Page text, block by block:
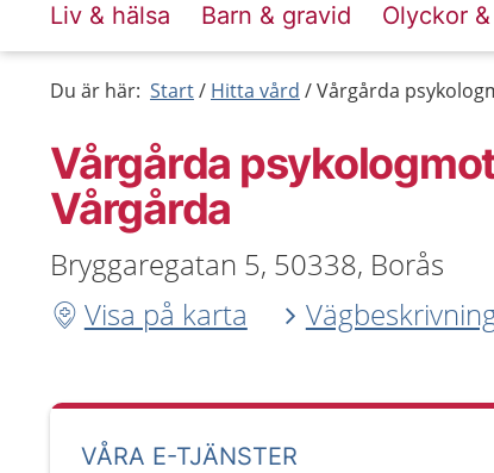
Liv & hälsa Barn & gravid Olyckor
Du är här: Start Hitta vård Vårgårda
Vårgårda
Vårgårda
Bryggaregatan 5, 50338, Borås
Visa på karta
VÅRA E-TJÄNSTER